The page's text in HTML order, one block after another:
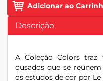
Adicionar ao
Descrição
A Coleção Colors traz
ousados que se
os estudos de cor por Le